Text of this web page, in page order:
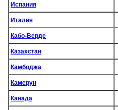
Испания
Италия
Кабо-Верде
Казахстан
Камбоджа
Камерун
Канада